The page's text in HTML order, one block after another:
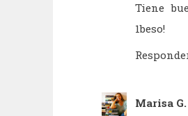
Tiene
1beso!
Marisa G.